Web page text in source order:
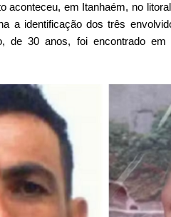
aconteceu, em Itanhaém, no
a identificação dos três
de 30 anos, foi encontrado em